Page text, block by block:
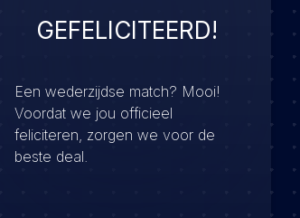
GEFELICITEERD!
Een wederzijdse match? Mooi!
Voordat we jou officieel
feliciteren, zorgen we voor de
beste deal.